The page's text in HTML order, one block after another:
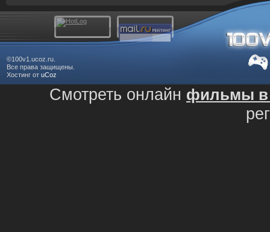
©100v1.ucoz.ru.
Все права защищены.
Хостинг от uCoz
Смотреть онлайн фильмы в